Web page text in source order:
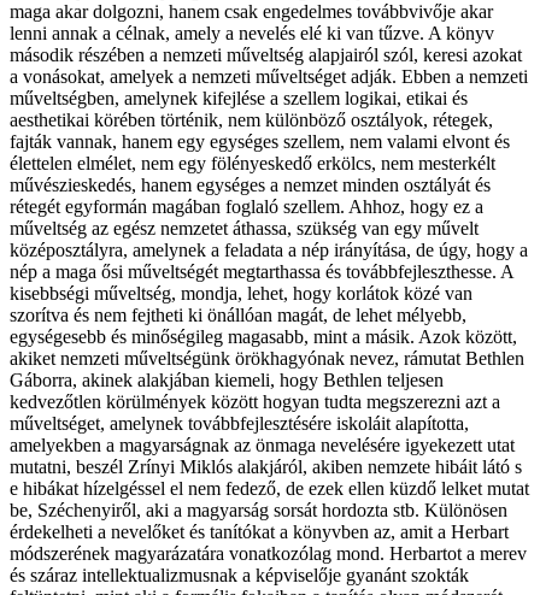
maga akar dolgozni, hanem csak engedelmes továbbvivője akar
lenni annak a célnak, amely a nevelés elé ki van tűzve. A könyv
második részében a nemzeti műveltség alapjairól szól, keresi azokat
a vonásokat, amelyek a nemzeti műveltséget adják. Ebben a nemzeti
műveltségben, amelynek kifejlése a szellem logikai, etikai és
aesthetikai körében történik, nem különböző osztályok, rétegek,
fajták vannak, hanem egy egységes szellem, nem valami elvont és
élettelen elmélet, nem egy fölényeskedő erkölcs, nem mesterkélt
művészieskedés, hanem egységes a nemzet minden osztályát és
rétegét egyformán magában foglaló szellem. Ahhoz, hogy ez a
műveltség az egész nemzetet áthassa, szükség van egy művelt
középosztályra, amelynek a feladata a nép irányítása, de úgy, hogy a
nép a maga ősi műveltségét megtarthassa és továbbfejleszthesse. A
kisebbségi műveltség, mondja, lehet, hogy korlátok közé van
szorítva és nem fejtheti ki önállóan magát, de lehet mélyebb,
egységesebb és minőségileg magasabb, mint a másik. Azok között,
akiket nemzeti műveltségünk örökhagyónak nevez, rámutat Bethlen
Gáborra, akinek alakjában kiemeli, hogy Bethlen teljesen
kedvezőtlen körülmények között hogyan tudta megszerezni azt a
műveltséget, amelynek továbbfejlesztésére iskoláit alapította,
amelyekben a magyarságnak az önmaga nevelésére igyekezett utat
mutatni, beszél Zrínyi Miklós alakjáról, akiben nemzete hibáit látó s
e hibákat hízelgéssel el nem fedező, de ezek ellen küzdő lelket mutat
be, Széchenyiről, aki a magyarság sorsát hordozta stb. Különösen
érdekelheti a nevelőket és tanítókat a könyvben az, amit a Herbart
módszerének magyarázatára vonatkozólag mond. Herbartot a merev
és száraz intellektualizmusnak a képviselője gyanánt szokták